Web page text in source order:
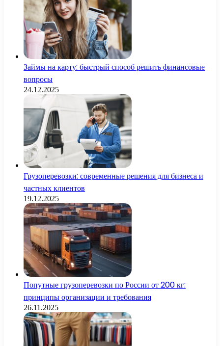
Займы на карту: быстрый способ решить финансовые
вопросы
24.12.2025
Грузоперевозки: современные решения для бизнеса и
частных клиентов
19.12.2025
Попутные грузоперевозки по России от 200 кг:
принципы организации и требования
26.11.2025